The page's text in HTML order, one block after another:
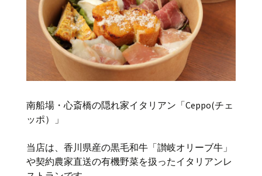
南船場・心斎橋の隠れ家イタリアン「Ceppo(チェ
ッポ）」
当店は、香川県産の黒毛和牛「讃岐オリーブ牛」
や契約農家直送の有機野菜を扱ったイタリアンレ